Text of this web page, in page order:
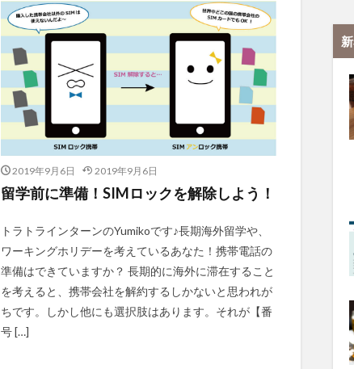
2019年9月6日 2019年9月6日
留学前に準備！SIMロックを解除しよう！
トラトラインターンのYumikoです♪長期海外留学や、
ワーキングホリデーを考えているあなた！携帯電話の
準備はできていますか？ 長期的に海外に滞在すること
を考えると、携帯会社を解約するしかないと思われが
ちです。しかし他にも選択肢はあります。それが【番
号 […]